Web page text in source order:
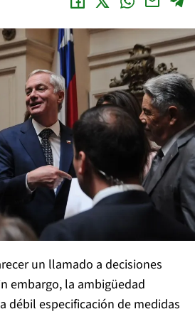
un llamado a decisiones
embargo, la ambigüedad
débil especificación de medidas